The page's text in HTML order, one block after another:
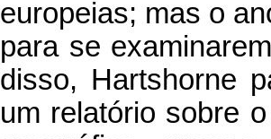
europeias; mas o
para se
disso, Hartshorne
um relatório sobre